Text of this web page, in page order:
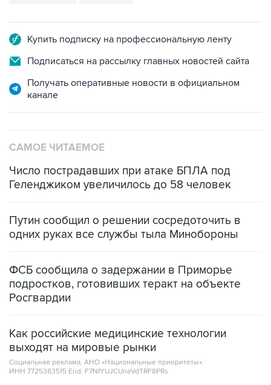
Купить подписку на профессиональную ленту
Подписаться на рассылку главных новостей сайта
Получать оперативные новости в официальном
канале
САМОЕ ЧИТАЕМОЕ
Число пострадавших при атаке БПЛА под
Геленджиком увеличилось до 58 человек
Путин сообщил о решении сосредоточить в
одних руках все службы тыла Минобороны
ФСБ сообщила о задержании в Приморье
подростков, готовивших теракт на объекте
Росгвардии
Как российские медицинские технологии
выходят на мировые рынки
Социальная реклама, АНО «Национальные приоритеты».
ИНН 7725383515 Erid: F7NfYUJCUneVdTRF8PRs